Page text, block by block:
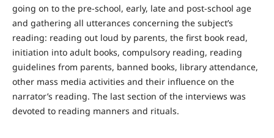
going on to the pre-school, early, late and post-school age
and gathering all utterances concerning the subject’s
reading: reading out loud by parents, the first book read,
initiation into adult books, compulsory reading, reading
guidelines from parents, banned books, library attendance,
other mass media activities and their influence on the
narrator’s reading. The last section of the interviews was
devoted to reading manners and rituals.